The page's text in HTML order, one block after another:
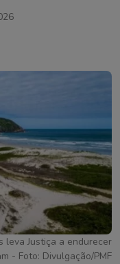
leva Justiça a endurecer
- Foto: Divulgação/PMF